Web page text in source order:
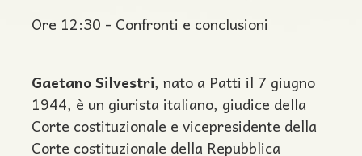
Ore 12:30 - Confronti e conclusioni
Gaetano Silvestri, nato a Patti il 7 giugno
1944, è un giurista italiano, giudice della
Corte costituzionale e vicepresidente della
Corte costituzionale della Repubblica